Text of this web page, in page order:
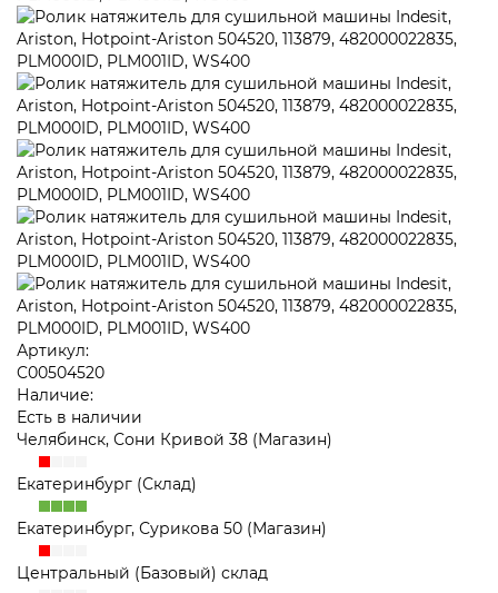
Артикул:
C00504520
Наличие:
Есть в наличии
Челябинск, Сони Кривой 38 (Магазин)
Екатеринбург (Склад)
Екатеринбург, Сурикова 50 (Магазин)
Центральный (Базовый) склад